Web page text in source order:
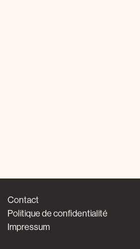
Contact
Politique de confidentialité
Impressum